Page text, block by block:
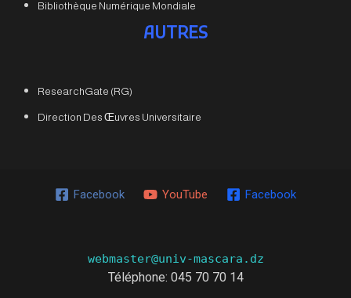
Bibliothèque Numérique Mondiale
AUTRES
ResearchGate (RG)
Direction Des Œuvres Universitaire
Facebook YouTube Facebook
webmaster@univ-mascara.dz
Téléphone: 045 70 70 14